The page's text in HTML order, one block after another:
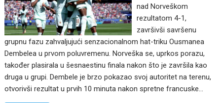
nad Norveškom
rezultatom 4-1,
završivši savršenu
grupnu fazu zahvaljujući senzacionalnom hat-triku Ousmanea
Dembelea u prvom poluvremenu. Norveška se, uprkos porazu,
također plasirala u šesnaestinu finala nakon što je završila kao
druga u grupi. Dembele je brzo pokazao svoj autoritet na terenu,
otvorivši rezultat u prvih 10 minuta nakon spretne francuske…